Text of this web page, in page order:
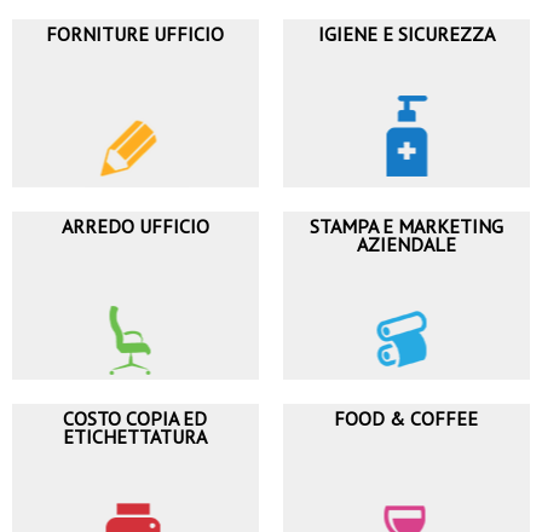
FORNITURE UFFICIO IGIENE E SICUREZZA
ARREDO UFFICIO STAMPA E MARKETING
AZIENDALE
COSTO COPIA ED
ETICHETTATURA
FOOD & COFFEE